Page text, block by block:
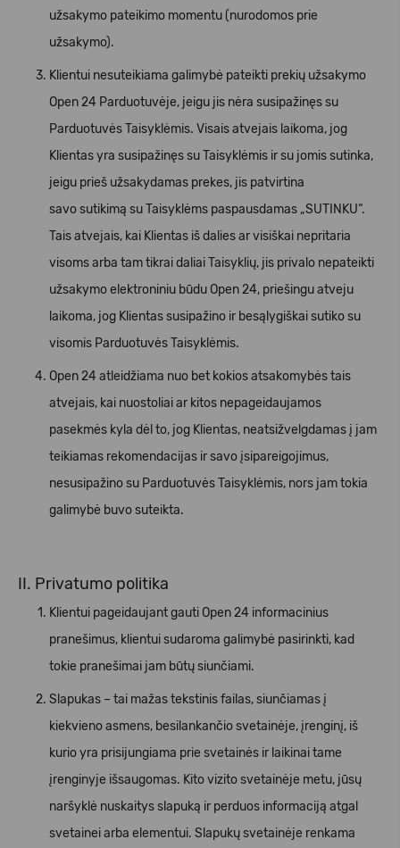
užsakymo pateikimo momentu (nurodomos prie
užsakymo).
Klientui nesuteikiama galimybė pateikti prekių užsakymo
Open 24 Parduotuvėje, jeigu jis nėra susipažinęs su
Parduotuvės Taisyklėmis. Visais atvejais laikoma, jog
Klientas yra susipažinęs su Taisyklėmis ir su jomis sutinka,
jeigu prieš užsakydamas prekes, jis patvirtina
savo sutikimą su Taisyklėms paspausdamas „SUTINKU“.
Tais atvejais, kai Klientas iš dalies ar visiškai nepritaria
visoms arba tam tikrai daliai Taisyklių, jis privalo nepateikti
užsakymo elektroniniu būdu Open 24, priešingu atveju
laikoma, jog Klientas susipažino ir besąlygiškai sutiko su
visomis Parduotuvės Taisyklėmis.
Open 24 atleidžiama nuo bet kokios atsakomybės tais
atvejais, kai nuostoliai ar kitos nepageidaujamos
pasekmės kyla dėl to, jog Klientas, neatsižvelgdamas į jam
teikiamas rekomendacijas ir savo įsipareigojimus,
nesusipažino su Parduotuvės Taisyklėmis, nors jam tokia
galimybė buvo suteikta.
II. Privatumo politika
Klientui pageidaujant gauti Open 24 informacinius
pranešimus, klientui sudaroma galimybė pasirinkti, kad
tokie pranešimai jam būtų siunčiami.
Slapukas – tai mažas tekstinis failas, siunčiamas į
kiekvieno asmens, besilankančio svetainėje, įrenginį, iš
kurio yra prisijungiama prie svetainės ir laikinai tame
įrenginyje išsaugomas. Kito vizito svetainėje metu, jūsų
naršyklė nuskaitys slapuką ir perduos informaciją atgal
svetainei arba elementui. Slapukų svetainėje renkama